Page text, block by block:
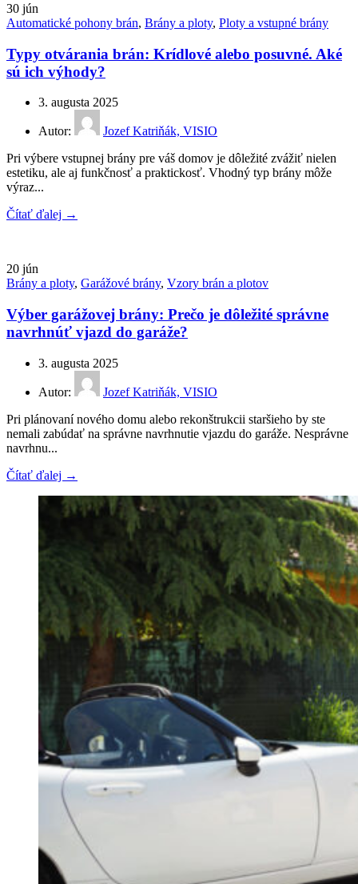
30 jún
Automatické pohony brán, Brány a ploty, Ploty a vstupné brány
Typy otvárania brán: Krídlové alebo posuvné. Aké
sú ich výhody?
3. augusta 2025
Autor:
Jozef Katriňák, VISIO
Pri výbere vstupnej brány pre váš domov je dôležité zvážiť nielen
estetiku, ale aj funkčnosť a praktickosť. Vhodný typ brány môže
výraz...
Čítať ďalej →
20 jún
Brány a ploty, Garážové brány, Vzory brán a plotov
Výber garážovej brány: Prečo je dôležité správne
navrhnúť vjazd do garáže?
3. augusta 2025
Autor:
Jozef Katriňák, VISIO
Pri plánovaní nového domu alebo rekonštrukcii staršieho by ste
nemali zabúdať na správne navrhnutie vjazdu do garáže. Nesprávne
navrhnu...
Čítať ďalej →